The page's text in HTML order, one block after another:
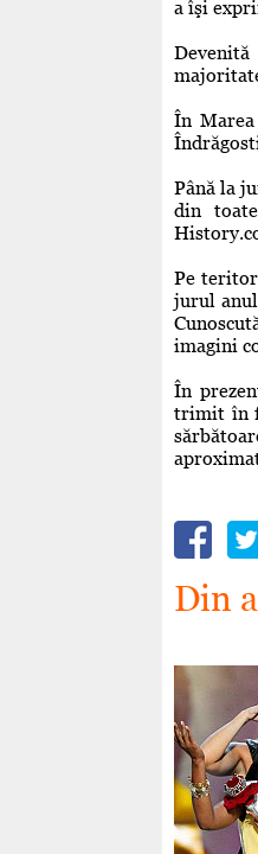
a îşi
În
Până la
din
Pe
jurul
imagini
În
trimit în
Din